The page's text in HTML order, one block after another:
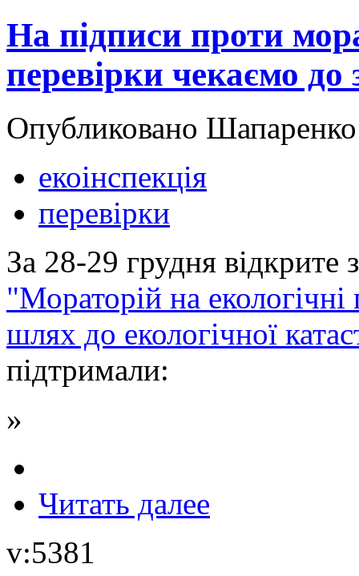
На підписи проти
перевірки чекаємо до
Опубликовано
екоінспекція
перевірки
За 28-29 грудня відкрите
"Мораторій на екологічні
шлях до екологічної
підтримали:
»
Читать далее
v:5381